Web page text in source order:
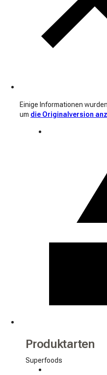
Einige Informationen
um die Originalversion
Produktarten
Superfoods